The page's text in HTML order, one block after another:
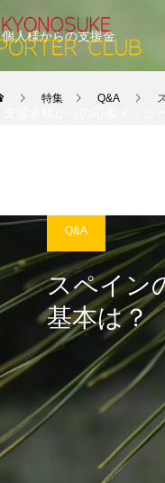
個人様からの支援金
特集 Q&A
Q&A
スペイン
基本は？